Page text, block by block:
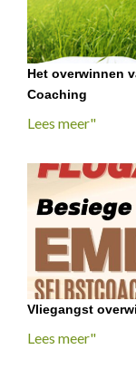
Het overwinnen
Coaching
Lees meer"
Vliegangst
Lees meer"